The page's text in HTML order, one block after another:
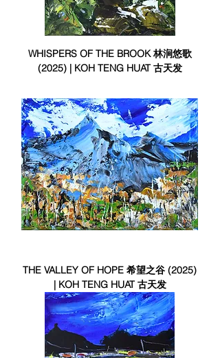
WHISPERS OF THE BROOK 林涧悠歌
(2025) | KOH TENG HUAT 古天发
THE VALLEY OF HOPE 希望之谷 (2025)
| KOH TENG HUAT 古天发